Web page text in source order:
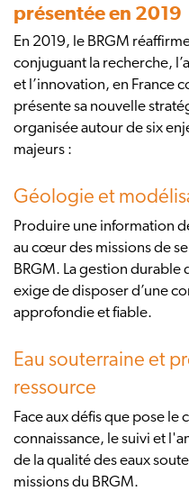
présentée en 2019
En 2019, le BRGM
conjuguant la recherche,
et l’innovation, en France
présente sa nouvelle
organisée autour de six
majeurs :
Géologie et
Produire une information
au cœur des missions de
BRGM. La gestion durable
exige de disposer d’une
approfondie et fiable.
Eau souterraine et
ressource
Face aux défis que pose
connaissance, le suivi et
de la qualité des eaux
missions du BRGM.